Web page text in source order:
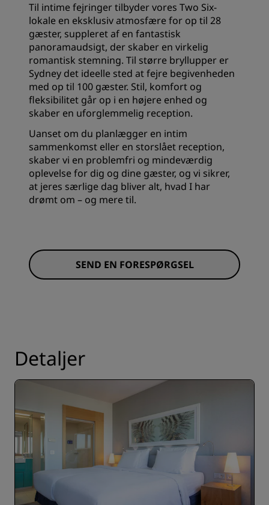
Til intime fejringer tilbyder vores Two Six-
lokale en eksklusiv atmosfære for op til 28
gæster, suppleret af en fantastisk
panoramaudsigt, der skaber en virkelig
romantisk stemning. Til større bryllupper er
Sydney det ideelle sted at fejre begivenheden
med op til 100 gæster. Stil, komfort og
fleksibilitet går op i en højere enhed og
skaber en uforglemmelig reception.
Uanset om du planlægger en intim
sammenkomst eller en storslået reception,
skaber vi en problemfri og mindeværdig
oplevelse for dig og dine gæster, og vi sikrer,
at jeres særlige dag bliver alt, hvad I har
drømt om – og mere til.
SEND EN FORESPØRGSEL
Detaljer